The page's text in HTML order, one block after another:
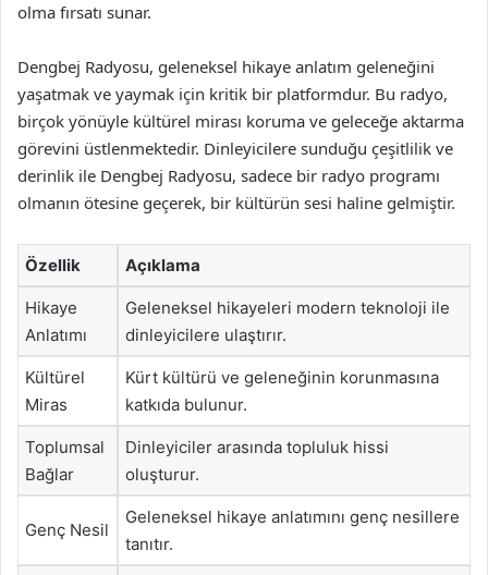
olma fırsatı sunar.
Dengbej Radyosu, geleneksel hikaye anlatım geleneğini
yaşatmak ve yaymak için kritik bir platformdur. Bu radyo,
birçok yönüyle kültürel mirası koruma ve geleceğe aktarma
görevini üstlenmektedir. Dinleyicilere sunduğu çeşitlilik ve
derinlik ile Dengbej Radyosu, sadece bir radyo programı
olmanın ötesine geçerek, bir kültürün sesi haline gelmiştir.
Özellik Açıklama
Hikaye
Anlatımı
Geleneksel hikayeleri modern teknoloji ile
dinleyicilere ulaştırır.
Kültürel
Miras
Kürt kültürü ve geleneğinin korunmasına
katkıda bulunur.
Toplumsal
Bağlar
Dinleyiciler arasında topluluk hissi
oluşturur.
Genç Nesil
Geleneksel hikaye anlatımını genç nesillere
tanıtır.